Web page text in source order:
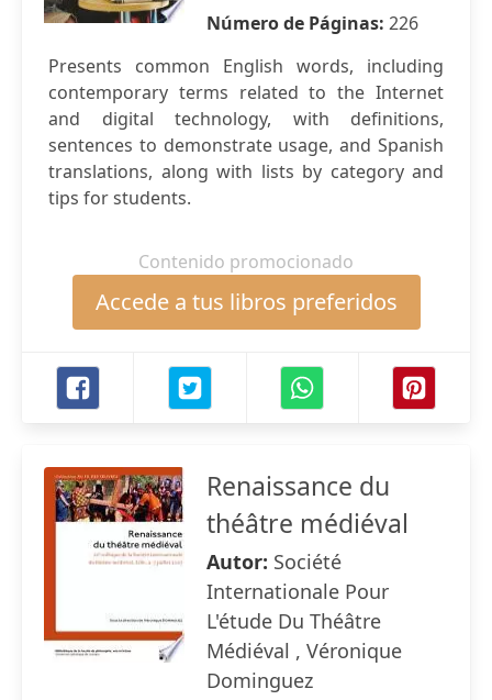
Número de Páginas: 226
Presents common English words, including
contemporary terms related to the Internet
and digital technology, with definitions,
sentences to demonstrate usage, and Spanish
translations, along with lists by category and
tips for students.
Contenido promocionado
Accede a tus libros preferidos
Renaissance du
théâtre médiéval
Autor: Société
Internationale Pour
L'étude Du Théâtre
Médiéval , Véronique
Dominguez